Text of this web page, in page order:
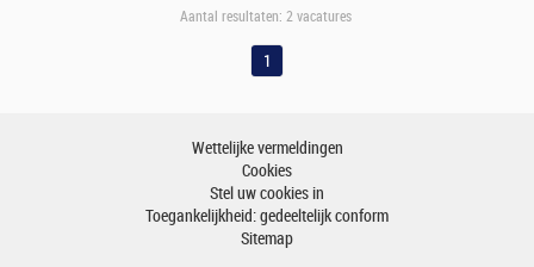
Vlaams Brabant
Aantal resultaten: 2 vacatures
1
Wettelijke vermeldingen
Cookies
Stel uw cookies in
Toegankelijkheid: gedeeltelijk conform
Sitemap